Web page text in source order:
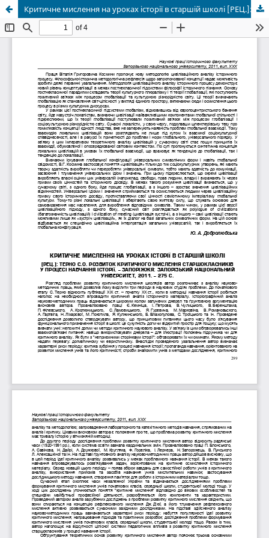
Критичне мислення на уроках історії в старшій школі [РЕЦ.]: Терно С. О. Розвиток критичного мислення старшокласників у процесі навчання історії. – Запоріжжя: Запорізький національний університет, 2011. – 275 с.